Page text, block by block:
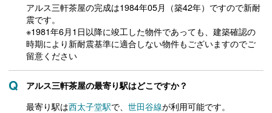
アルス三軒茶屋の完成は1984年05月（築42年）ですので新耐
震です。
※1981年6月1日以降に竣工した物件であっても、建築確認の
時期により新耐震基準に適合しない物件もございますのでご
留意ください
アルス三軒茶屋の最寄り駅はどこですか？
最寄り駅は西太子堂駅で、 世田谷線が利用可能です。